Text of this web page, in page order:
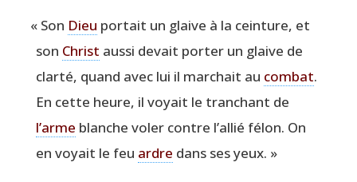
« Son Dieu por­tait un glaive à la cein­ture, et
son Christ aus­si devait por­ter un glaive de
clar­té, quand avec lui il mar­chait au com­bat.
En cette heure, il voyait le tran­chant de
l’arme blanche voler contre l’al­lié félon. On
en voyait le feu ardre dans ses yeux. »